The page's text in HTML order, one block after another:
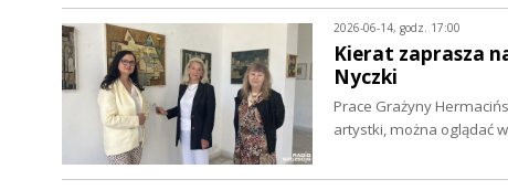
2026-06-14, godz. 17:00
Kierat zaprasza
Nyczki
Prace Grażyny
artystki, można oglądać